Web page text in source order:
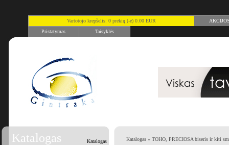
Vartotojo krepšelis: 0 prekių (-ė) 0.00 EUR
Pristatymas
Taisyklės
Katalogas Katalogas Katalogas » TOHO, PRECIOSA biseris ir kiti